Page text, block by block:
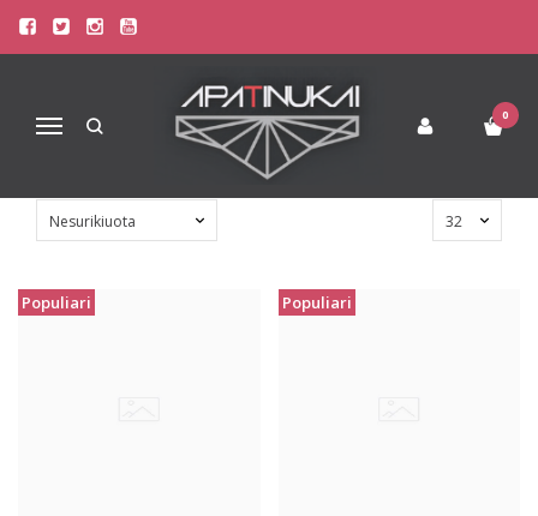
Navigacija
0
TERMO APATINIS TRIKOTAŽAS
VAIKAMS
Pagrindinis
Apatiniai drabužiai
Termo apatinis trikotažas vaikams
Populiari Populiari